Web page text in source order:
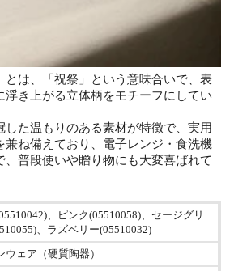
とは、「祝祭」という意味合いで、表
浮き上がる立体柄をモチーフにしてい
した温もりのある素材が特徴で、実用
兼ね備えており、電子レンジ・食洗機
、普段使いや贈り物にも大変喜ばれて
、ピンク(05510058)、セージグリ
、ラズベリー(05510032)
ウェア（硬質陶器）